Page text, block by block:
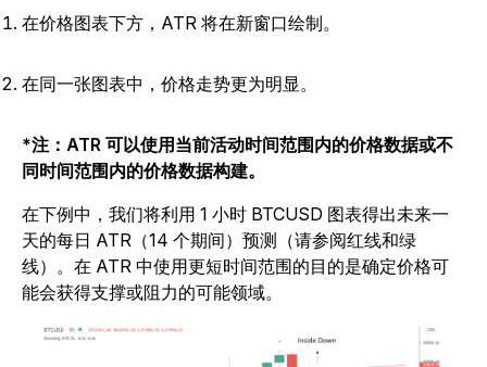
在价格图表下方，ATR 将在新窗口绘制。
在同一张图表中，价格走势更为明显。
*注：ATR 可以使用当前活动时间范围内的价格数据或不
同时间范围内的价格数据构建。
在下例中，我们将利用 1 小时 BTCUSD 图表得出未来一
天的每日 ATR（14 个期间）预测（请参阅红线和绿
线）。在 ATR 中使用更短时间范围的目的是确定价格可
能会获得支撑或阻力的可能领域。